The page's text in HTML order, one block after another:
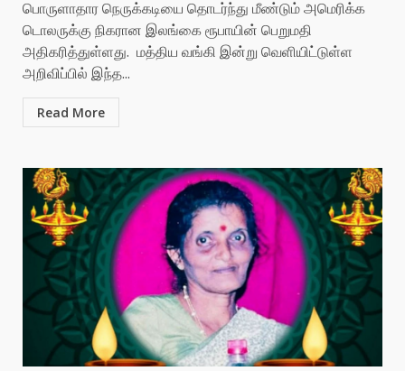
பொருளாதார நெருக்கடியை தொடர்ந்து மீண்டும் அமெரிக்க
டொலருக்கு நிகரான இலங்கை ரூபாயின் பெறுமதி
அதிகரித்துள்ளது. மத்திய வங்கி இன்று வெளியிட்டுள்ள
அறிவிப்பில் இந்த...
Read More